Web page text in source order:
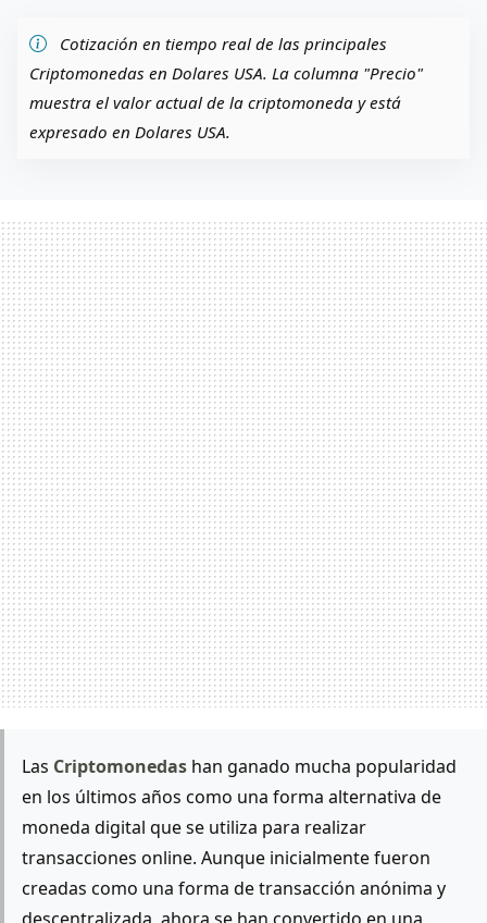
Cotización en tiempo real de las principales
Criptomonedas en Dolares USA. La columna "Precio"
muestra el valor actual de la criptomoneda y está
expresado en Dolares USA.
Las Criptomonedas han ganado mucha popularidad
en los últimos años como una forma alternativa de
moneda digital que se utiliza para realizar
transacciones online. Aunque inicialmente fueron
creadas como una forma de transacción anónima y